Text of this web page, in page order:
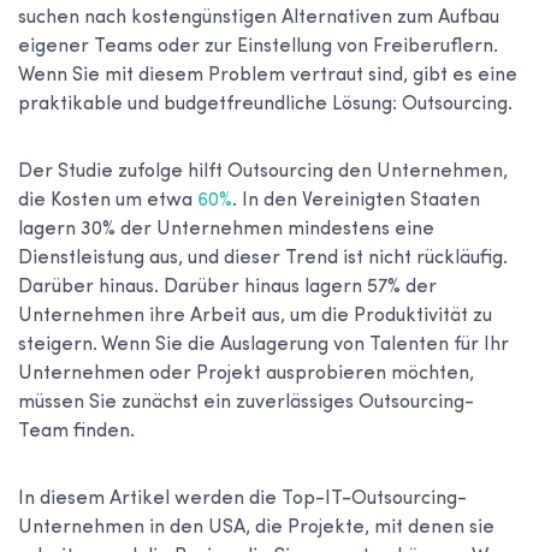
suchen nach kostengünstigen Alternativen zum Aufbau
eigener Teams oder zur Einstellung von Freiberuflern.
Wenn Sie mit diesem Problem vertraut sind, gibt es eine
praktikable und budgetfreundliche Lösung: Outsourcing.
Der Studie zufolge hilft Outsourcing den Unternehmen,
die Kosten um etwa 60%. In den Vereinigten Staaten
lagern 30% der Unternehmen mindestens eine
Dienstleistung aus, und dieser Trend ist nicht rückläufig.
Darüber hinaus. Darüber hinaus lagern 57% der
Unternehmen ihre Arbeit aus, um die Produktivität zu
steigern. Wenn Sie die Auslagerung von Talenten für Ihr
Unternehmen oder Projekt ausprobieren möchten,
müssen Sie zunächst ein zuverlässiges Outsourcing-
Team finden.
In diesem Artikel werden die
Top-IT-Outsourcing-
Unternehmen in den USA, die Projekte, mit denen sie